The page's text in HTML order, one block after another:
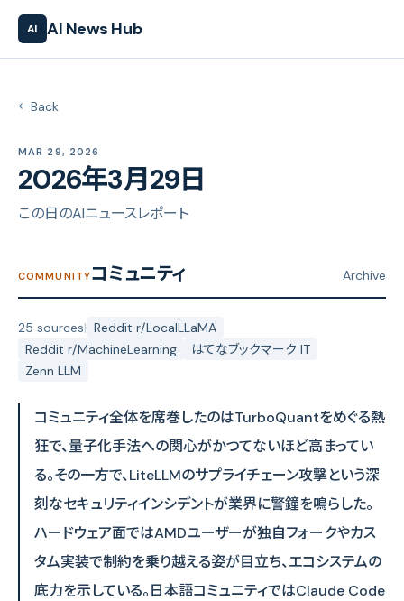
AI AI News Hub
←Back
MAR 29, 2026
2026年3月29日
この日のAIニュースレポート
COMMUNITYコミュニティ Archive
25 sources| Reddit r/LocalLLaMA
Reddit r/MachineLearning
はてなブックマーク IT
Zenn LLM
コミュニティ全体を席巻したのはTurboQuantをめぐる熱
狂で、量子化手法への関心がかつてないほど高まってい
る。その一方で、LiteLLMのサプライチェーン攻撃という深
刻なセキュリティインシデントが業界に警鐘を鳴らした。
ハードウェア面ではAMDユーザーが独自フォークやカス
タム実装で制約を乗り越える姿が目立ち、エコシステムの
底力を示している。日本語コミュニティではClaude Code